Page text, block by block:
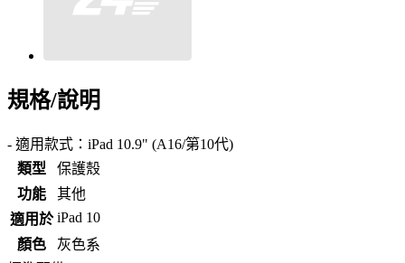
規格/說明
- 適用款式：iPad 10.9" (A16/第10代)
類型
保護殼
功能
其他
適用於 iPad 10
顏色
灰色系